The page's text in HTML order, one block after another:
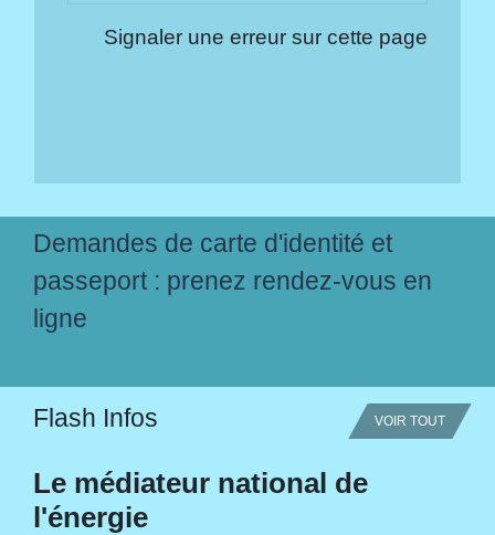
Signaler une erreur sur cette page
Demandes de carte d'identité et
passeport : prenez rendez-vous en
ligne
Flash Infos VOIR TOUT
Le médiateur national de
l'énergie